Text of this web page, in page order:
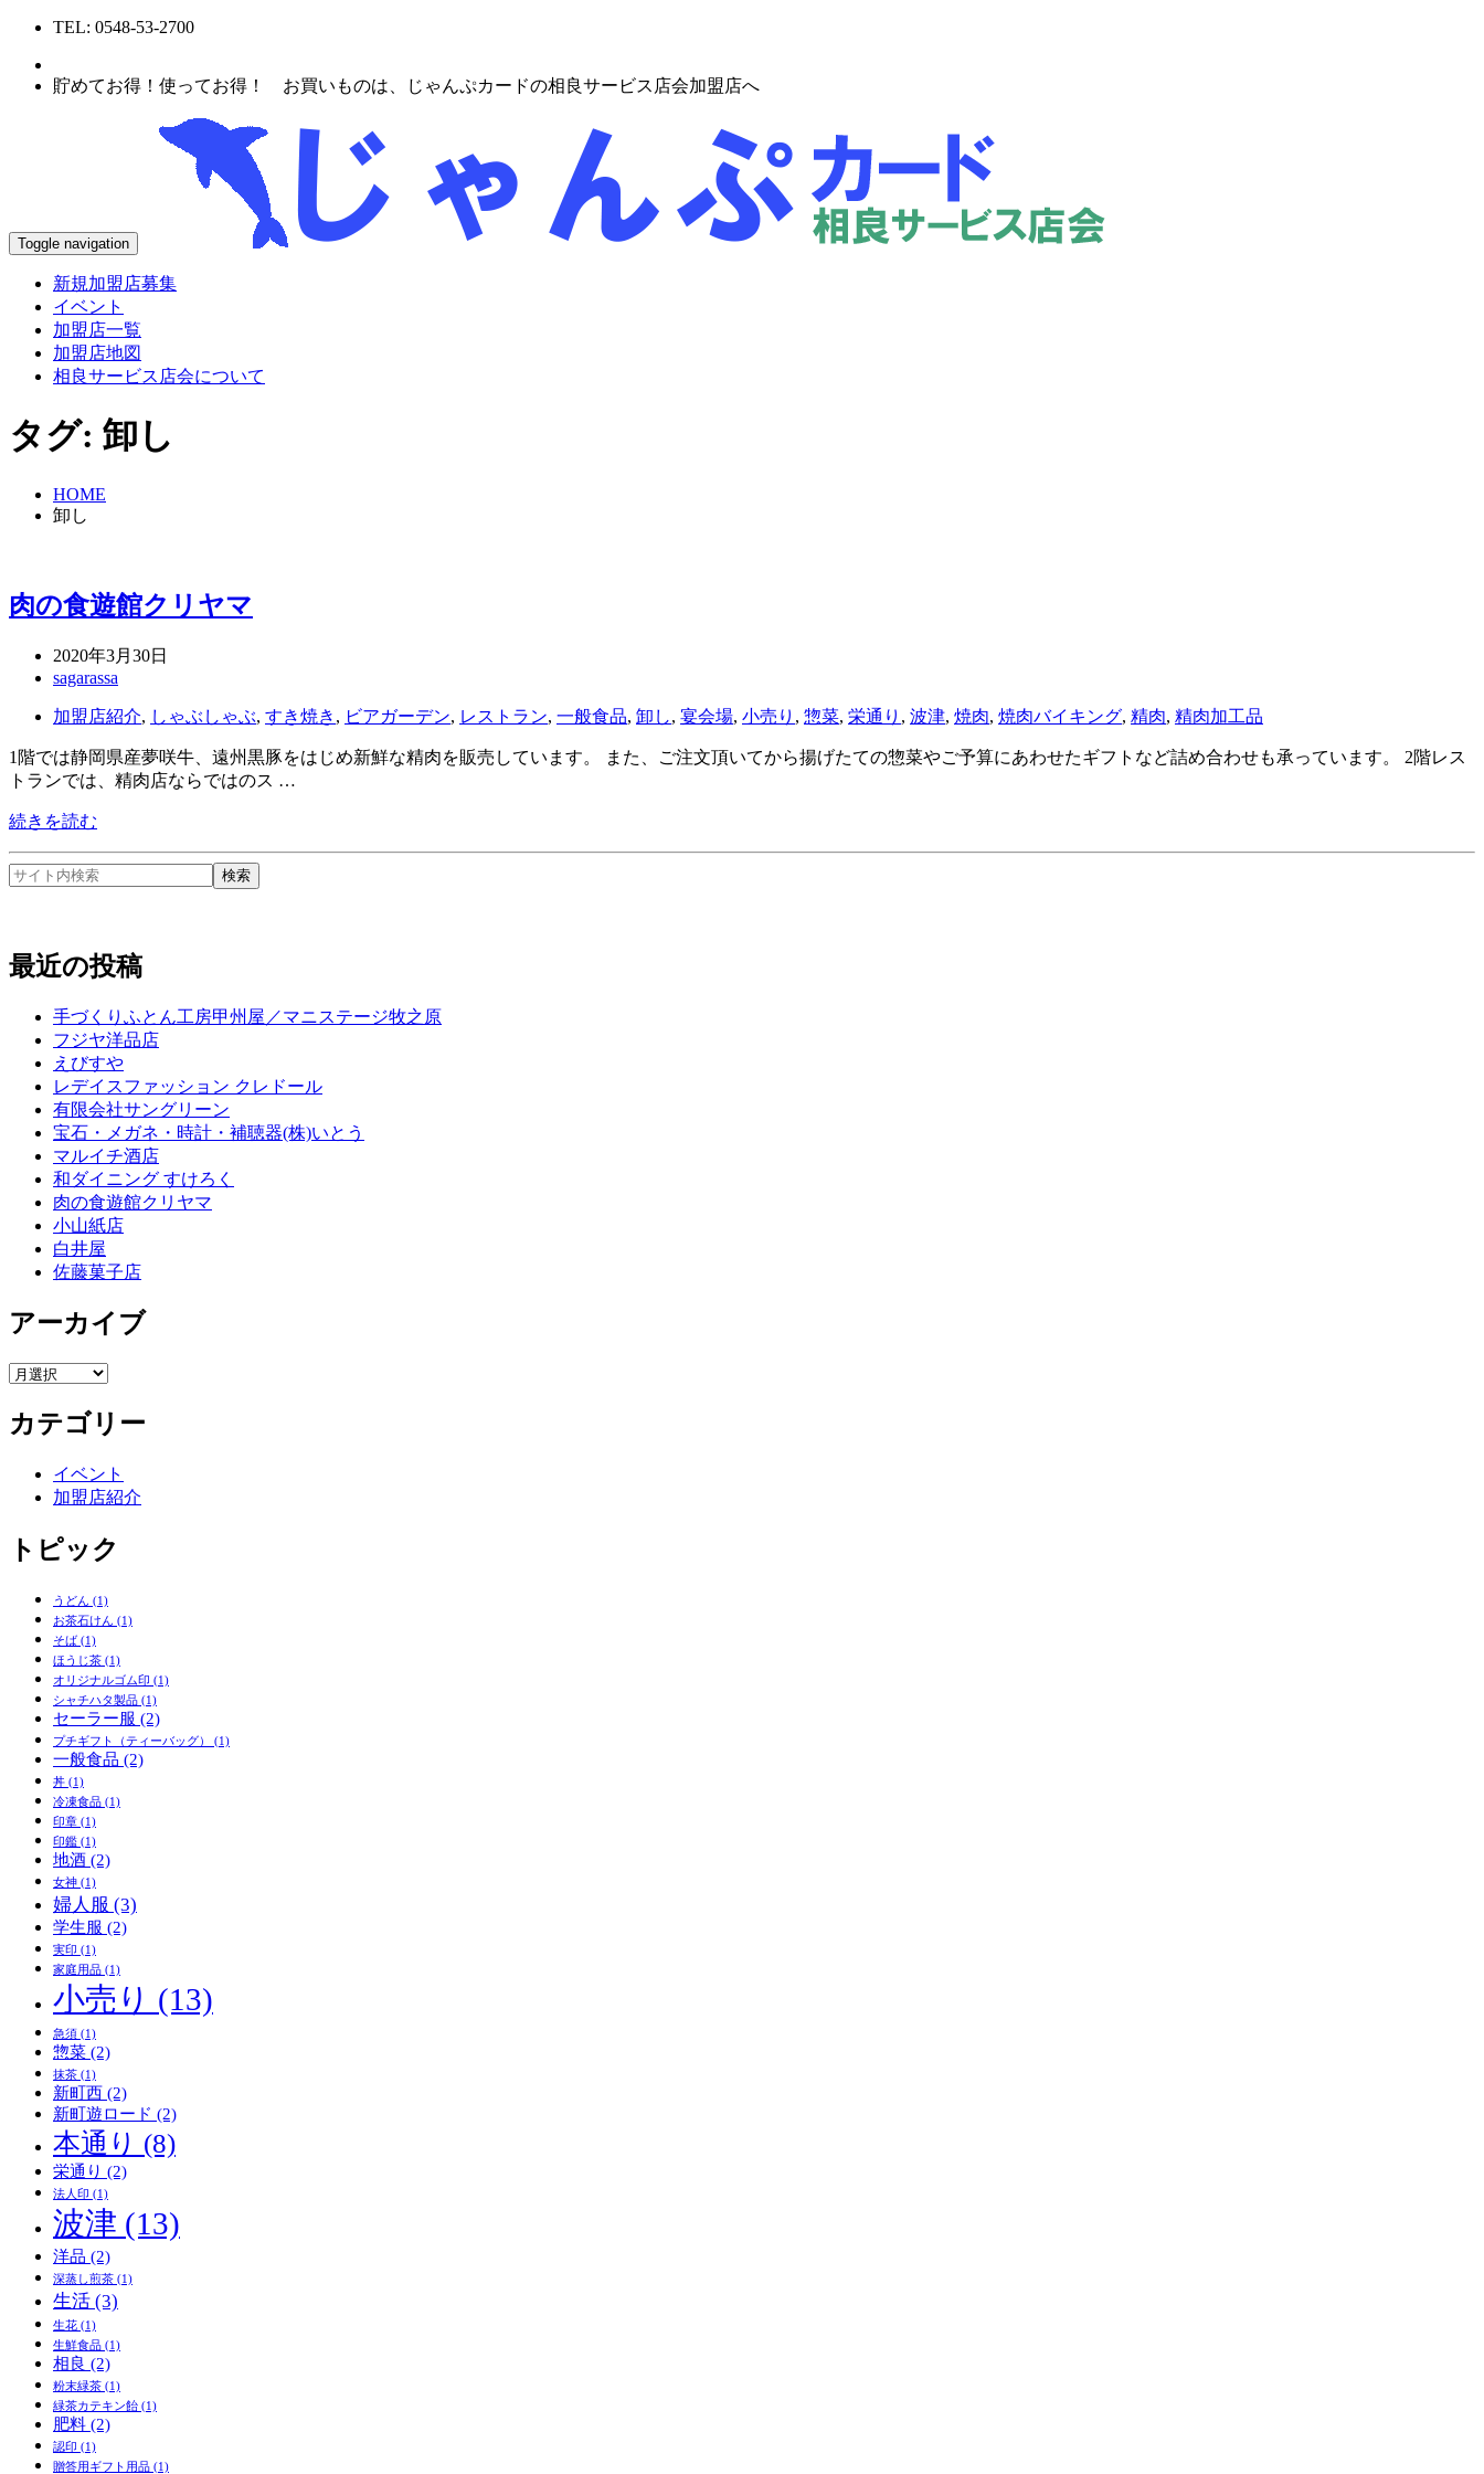
TEL: 0548-53-2700
貯めてお得！使ってお得！ お買いものは、じゃんぷカードの相良サービス店会加盟店へ
Toggle navigation
新規加盟店募集
イベント
加盟店一覧
加盟店地図
相良サービス店会について
タグ: 卸し
HOME
卸し
肉の食遊館クリヤマ
2020年3月30日
sagarassa
加盟店紹介, しゃぶしゃぶ, すき焼き , ビアガーデン, レストラン, 一般食品, 卸し, 宴会場, 小売り , 惣菜, 栄通り , 波津, 焼肉, 焼肉バイキング, 精肉, 精肉加工品
1階では静岡県産夢咲牛、遠州黒豚をはじめ新鮮な精肉を販売しています。 また、ご注文頂いてから揚げたての惣菜やご予算にあわせたギフトなど詰め合わせも承っています。 2階レス
トランでは、精肉店ならではのス …
続きを読む
最近の投稿
手づくりふとん工房甲州屋／マニステージ牧之原
フジヤ洋品店
えびすや
レデイスファッション クレドール
有限会社サングリーン
宝石・メガネ・時計・補聴器(株)いとう
マルイチ酒店
和ダイニング すけろく
肉の食遊館クリヤマ
小山紙店
白井屋
佐藤菓子店
アーカイブ
ア
カ
イ
カテゴリー
イベント
加盟店紹介
トピック
うどん (1)
お茶石けん (1)
そば (1)
ほうじ茶 (1)
オリジナルゴム印 (1)
シャチハタ製品 (1)
セーラー服 (2)
プチギフト（ティーバッグ） (1)
一般食品 (2)
丼 (1)
冷凍食品 (1)
印章 (1)
印鑑 (1)
地酒 (2)
女神 (1)
婦人服 (3)
学生服 (2)
実印 (1)
家庭用品 (1)
小売り (13)
急須 (1)
惣菜 (2)
抹茶 (1)
新町西 (2)
新町遊ロード (2)
本通り (8)
栄通り (2)
法人印 (1)
波津 (13)
洋品 (2)
深蒸し煎茶 (1)
生活 (3)
生花 (1)
生鮮食品 (1)
相良 (2)
粉末緑茶 (1)
緑茶カテキン飴 (1)
肥料 (2)
認印 (1)
贈答用ギフト用品 (1)